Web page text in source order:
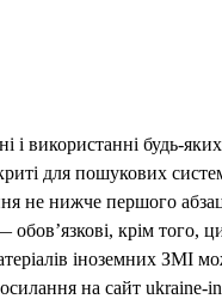
і використанні будь-яких
для пошукових
не нижче першого
крім того,
іноземних ЗМІ
на сайт ukraine-